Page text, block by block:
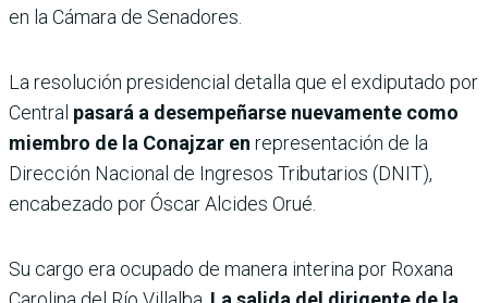
en la Cámara de Senadores.
La resolución presidencial detalla que el exdiputado por
Central pasará a desempeñarse nuevamente como
miembro de la Conajzar en representación de la
Dirección Nacional de Ingresos Tributarios (DNIT),
encabezado por Óscar Alcides Orué.
Su cargo era ocupado de manera interina por Roxana